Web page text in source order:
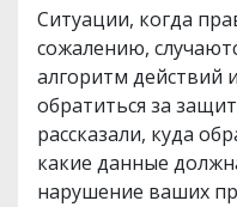
Ситуации, когда
сожалению,
алгоритм действий
обратиться за
рассказали, куда
какие данные
нарушение ваших